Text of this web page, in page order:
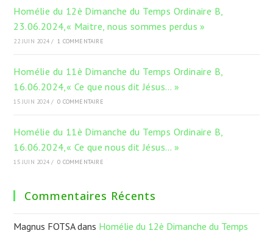
Homélie du 12è Dimanche du Temps Ordinaire B,
23.06.2024,« Maitre, nous sommes perdus »
22 JUIN 2024 / 1 COMMENTAIRE
Homélie du 11è Dimanche du Temps Ordinaire B,
16.06.2024,« Ce que nous dit Jésus… »
15 JUIN 2024 / 0 COMMENTAIRE
Homélie du 11è Dimanche du Temps Ordinaire B,
16.06.2024,« Ce que nous dit Jésus… »
15 JUIN 2024 / 0 COMMENTAIRE
Commentaires Récents
Magnus FOTSAdans Homélie du 12è Dimanche du Temps